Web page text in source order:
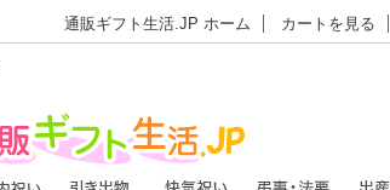
通販ギフト生活.JP ホーム カートを見る